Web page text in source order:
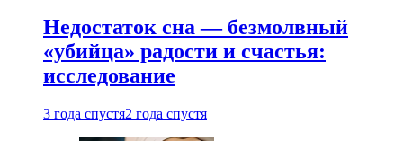
Недостаток сна — безмолвный
«убийца» радости и счастья:
исследование
3 года спустя2 года спустя